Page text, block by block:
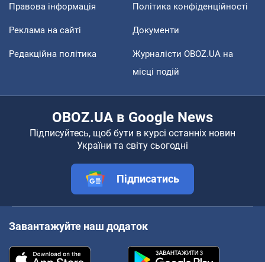
Правова інформація Політика конфіденційності
Реклама на сайті Документи
Редакційна політика
Журналісти OBOZ.UA на
місці подій
OBOZ.UA в Google News
Підписуйтесь, щоб бути в курсі останніх новин
України та світу сьогодні
Підписатись
Завантажуйте наш додаток